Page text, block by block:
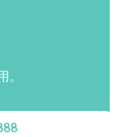
。